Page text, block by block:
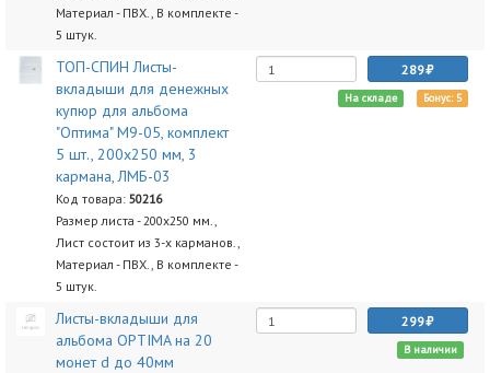
Материал - ПВХ., В комплекте -
5 штук.
ТОП-СПИН Листы-
вкладыши для денежных
купюр для альбома
"Оптима" М9-05, комплект
5 шт., 200х250 мм, 3
кармана, ЛМБ-03
Код товара: 50216
Размер листа - 200х250 мм.,
Лист состоит из 3-х карманов.,
Материал - ПВХ., В комплекте -
5 штук.
289
На складе Бонус: 5
Листы-вкладыши для
альбома OPTIMA на 20
монет d до 40мм
299
В наличии